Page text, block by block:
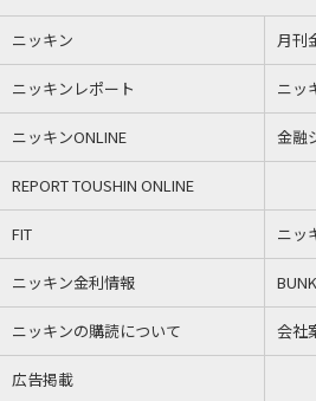
ニッキン 月刊
ニッキンレポート ニッ
ニッキンONLINE 金融
REPORT TOUSHIN ONLINE
FIT ニッ
ニッキン金利情報
ニッキンの購読について 会社
広告掲載